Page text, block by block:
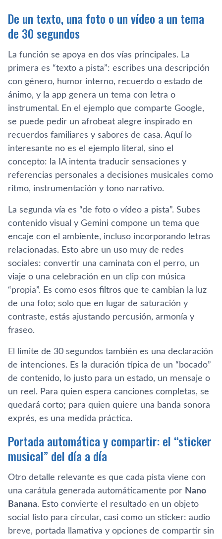
De un texto, una foto o un vídeo a un tema
de 30 segundos
La función se apoya en dos vías principales. La
primera es “texto a pista”: escribes una descripción
con género, humor interno, recuerdo o estado de
ánimo, y la app genera un tema con letra o
instrumental. En el ejemplo que comparte Google,
se puede pedir un afrobeat alegre inspirado en
recuerdos familiares y sabores de casa. Aquí lo
interesante no es el ejemplo literal, sino el
concepto: la IA intenta traducir sensaciones y
referencias personales a decisiones musicales como
ritmo, instrumentación y tono narrativo.
La segunda vía es “de foto o vídeo a pista”. Subes
contenido visual y Gemini compone un tema que
encaje con el ambiente, incluso incorporando letras
relacionadas. Esto abre un uso muy de redes
sociales: convertir una caminata con el perro, un
viaje o una celebración en un clip con música
“propia”. Es como esos filtros que te cambian la luz
de una foto; solo que en lugar de saturación y
contraste, estás ajustando percusión, armonía y
fraseo.
El límite de 30 segundos también es una declaración
de intenciones. Es la duración típica de un “bocado”
de contenido, lo justo para un estado, un mensaje o
un reel. Para quien espera canciones completas, se
quedará corto; para quien quiere una banda sonora
exprés, es una medida práctica.
Portada automática y compartir: el “sticker
musical” del día a día
Otro detalle relevante es que cada pista viene con
una carátula generada automáticamente por Nano
Banana. Esto convierte el resultado en un objeto
social listo para circular, casi como un sticker: audio
breve, portada llamativa y opciones de compartir sin